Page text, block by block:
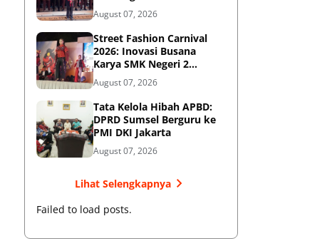
August 07, 2026
Street Fashion Carnival
2026: Inovasi Busana
Karya SMK Negeri 2
Ponorogo
August 07, 2026
Tata Kelola Hibah APBD:
DPRD Sumsel Berguru ke
PMI DKI Jakarta
August 07, 2026
Lihat Selengkapnya
Failed to load posts.